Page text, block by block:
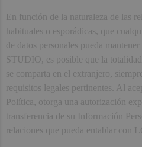
En función de la naturaleza de las
habituales o esporádicas, que
de datos personales pueda
STUDIO, es posible que la
se comparta en el extranjero,
requisitos legales pertinentes. Al
Política, otorga una autorización
transferencia de su Información
relaciones que pueda entablar con